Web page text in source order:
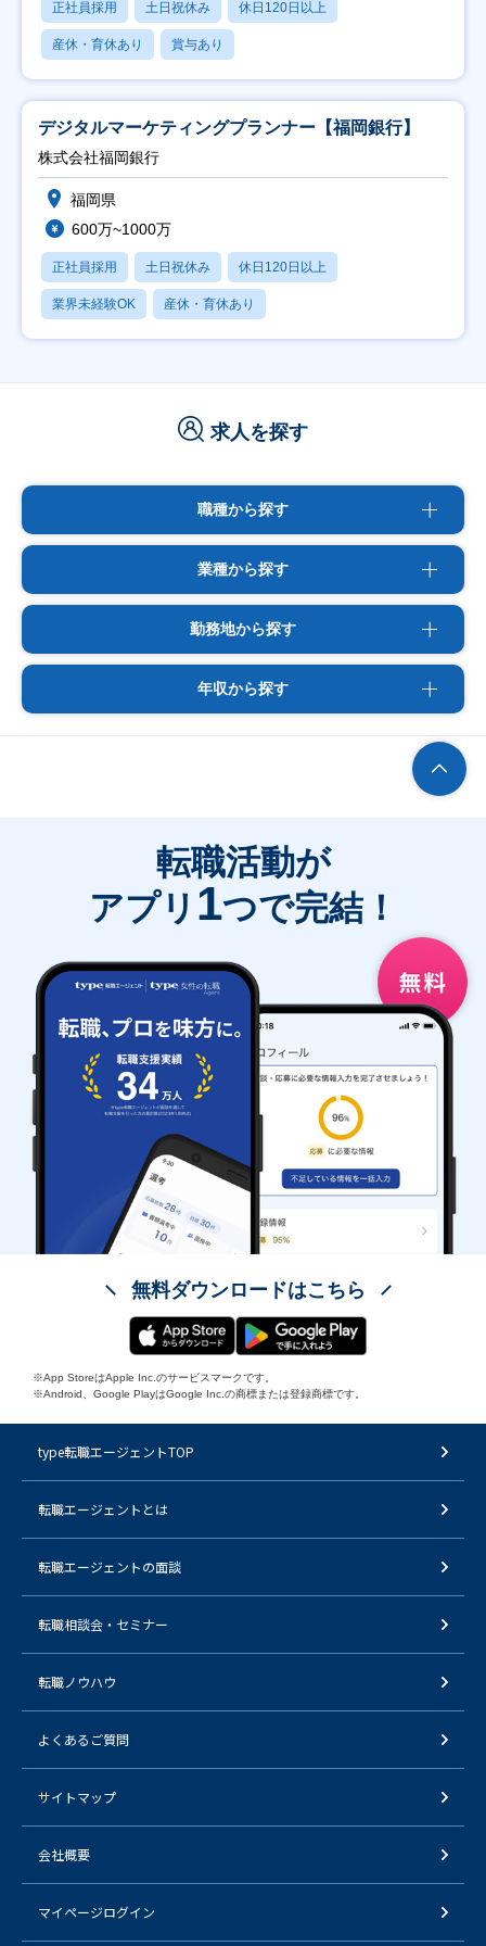
正社員採用 土日祝休み 休日120日以上
産休・育休あり 賞与あり
デジタルマーケティングプランナー【福岡銀行】
株式会社福岡銀行
福岡県
600万~1000万
正社員採用 土日祝休み 休日120日以上
業界未経験OK 産休・育休あり
求人を探す
職種から探す
業種から探す
勤務地から探す
年収から探す
転職活動が
アプリ 1つで完結！
無料ダウンロードはこちら
※App StoreはApple Inc.のサービスマークです。
※Android、Google PlayはGoogle Inc.の商標または登録商標です。
type転職エージェントTOP
転職エージェントとは
転職エージェントの面談
転職相談会・セミナー
転職ノウハウ
よくあるご質問
サイトマップ
会社概要
マイページログイン